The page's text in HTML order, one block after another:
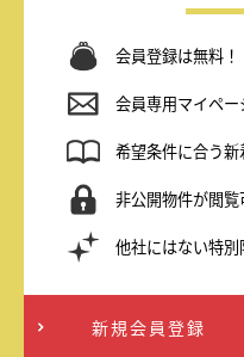
会員登録は無料！
会員専用マイペー
希望条件に合う新
非公開物件が閲覧
他社にはない特別
新規会員登録